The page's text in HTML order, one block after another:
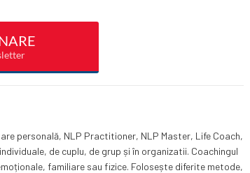
personală, NLP Practitioner, NLP Master, Life Coach,
de cuplu, de grup și în organizatii. Coachingul
familiare sau fizice. Folosește diferite metode,